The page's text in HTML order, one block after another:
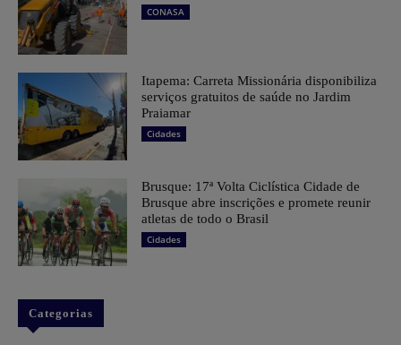
CONASA
Itapema: Carreta Missionária disponibiliza
serviços gratuitos de saúde no Jardim
Praiamar
Cidades
Brusque: 17ª Volta Ciclística Cidade de
Brusque abre inscrições e promete reunir
atletas de todo o Brasil
Cidades
Categorias